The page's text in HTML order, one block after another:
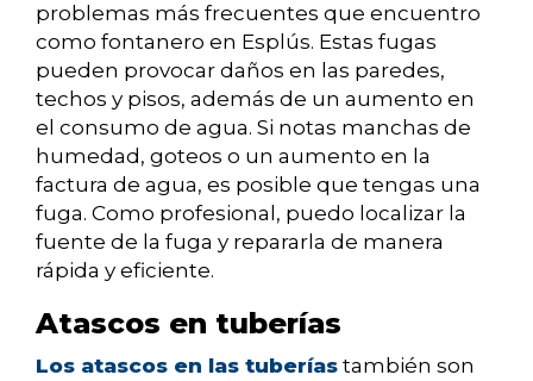
problemas más frecuentes que encuentro
como fontanero en Esplús. Estas fugas
pueden provocar daños en las paredes,
techos y pisos, además de un aumento en
el consumo de agua. Si notas manchas de
humedad, goteos o un aumento en la
factura de agua, es posible que tengas una
fuga. Como profesional, puedo localizar la
fuente de la fuga y repararla de manera
rápida y eficiente.
Atascos en tuberías
Los atascos en las tuberías también son